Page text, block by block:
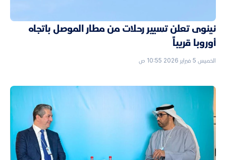
نينوى تعلن تسيير رحلات من مطار الموصل باتجاه
أوروبا قريباً
الخميس 5 فبراير 2026 10:55 ص